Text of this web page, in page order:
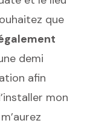
que
demi
afin
mon